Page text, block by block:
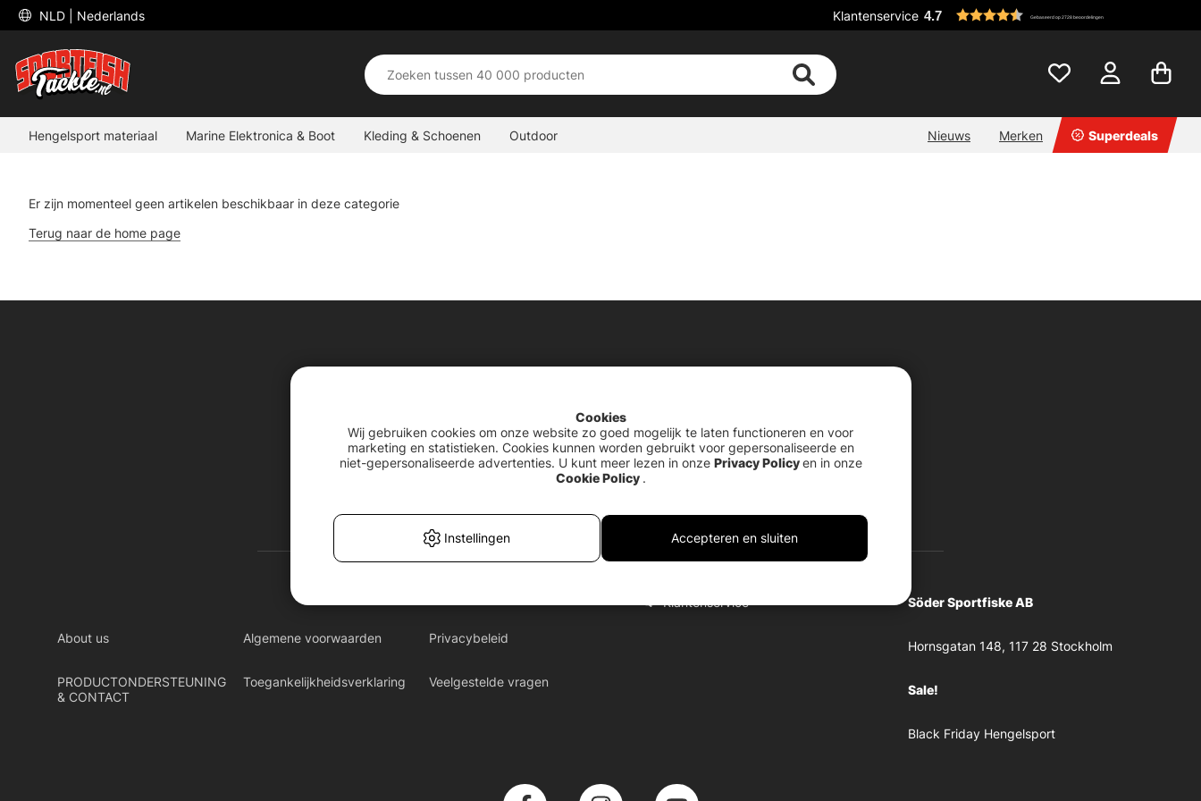
NLD | Nederlands Klantenservice 4.7 Gebaseerd op 2728 beoordelingen
Hengelsport materiaal Marine Elektronica & Boot Kleding & Schoenen Outdoor Nieuws Merken Superdeals
Er zijn momenteel geen artikelen beschikbaar in deze categorie
Terug naar de home page
About us Algemene voorwaarden Privacybeleid
PRODUCTONDERSTEUNING
& CONTACT
Toegankelijkheidsverklaring Veelgestelde vragen
Klantenservice Söder Sportfiske AB
Hornsgatan 148, 117 28 Stockholm
Sale!
Black Friday Hengelsport
Cookies
Wij gebruiken cookies om onze website zo goed mogelijk te laten functioneren en voor
marketing en statistieken. Cookies kunnen worden gebruikt voor gepersonaliseerde en
niet-gepersonaliseerde advertenties. U kunt meer lezen in onze Privacy Policy en in onze
Cookie Policy .
Instellingen Accepteren en sluiten